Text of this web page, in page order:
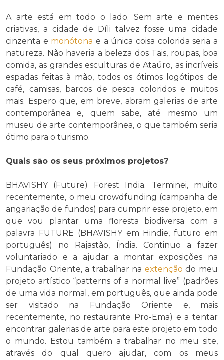
A arte está em todo o lado. Sem arte e mentes
criativas, a cidade de Díli talvez fosse uma cidade
cinzenta e monótona e a única coisa colorida seria a
natureza. Não haveria a beleza dos Tais, roupas, boa
comida, as grandes esculturas de Ataúro, as incríveis
espadas feitas à mão, todos os ótimos logótipos de
café, camisas, barcos de pesca coloridos e muitos
mais. Espero que, em breve, abram galerias de arte
contemporânea e, quem sabe, até mesmo um
museu de arte contemporânea, o que também seria
ótimo para o turismo.
Quais são os seus próximos projetos?
BHAVISHY (Future) Forest India. Terminei, muito
recentemente, o meu crowdfunding (campanha de
angariação de fundos) para cumprir esse projeto, em
que vou plantar uma floresta biodiversa com a
palavra FUTURE (BHAVISHY em Hindie, futuro em
português) no Rajastão, Índia. Continuo a fazer
voluntariado e a ajudar a montar exposições na
Fundação Oriente, a trabalhar na extenção do meu
projeto artístico “patterns of a normal live” (padrões
de uma vida normal, em português, que ainda pode
ser visitado na Fundação Oriente e, mais
recentemente, no restaurante Pro-Ema) e a tentar
encontrar galerias de arte para este projeto em todo
o mundo. Estou também a trabalhar no meu site,
através do qual quero ajudar, com os meus